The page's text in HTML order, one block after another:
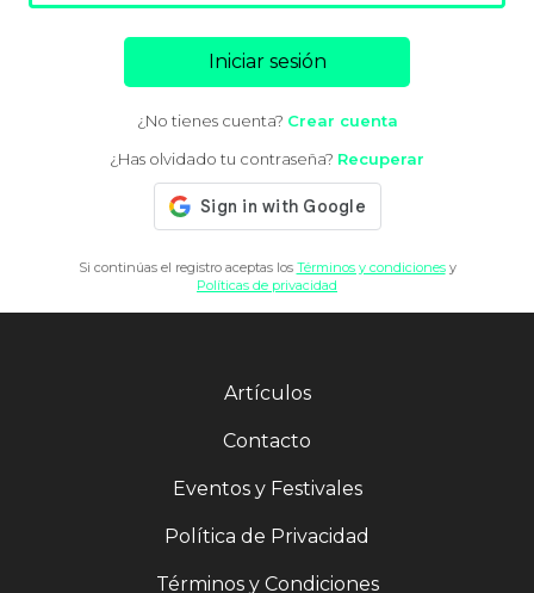
Iniciar sesión
¿No tienes cuenta? Crear cuenta
¿Has olvidado tu contraseña? Recuperar
Si continúas el registro aceptas los Términos y condicionesy
Políticas de privacidad
Artículos
Contacto
Eventos y Festivales
Política de Privacidad
Términos y Condiciones